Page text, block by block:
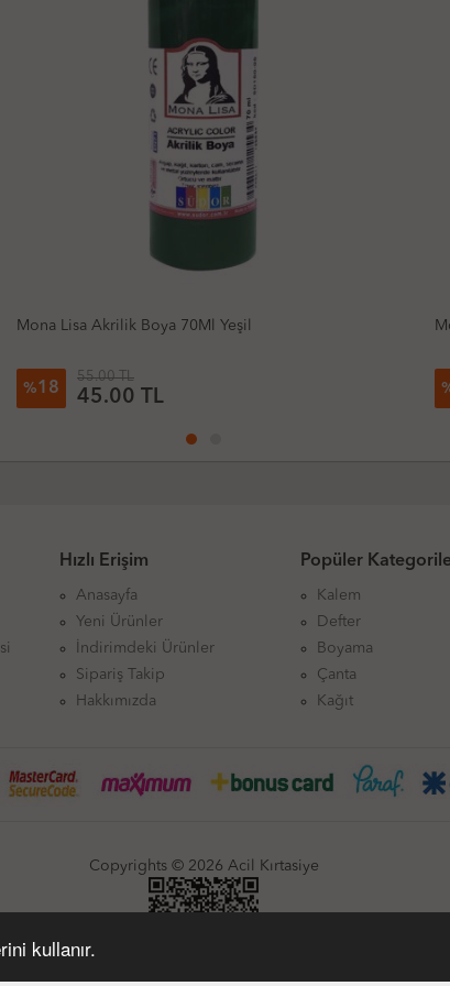
kullanır.
Mona Lisa Akrilik Boya 70Ml Yeşil
%18
55.00 TL
45.00 TL
Hızlı Erişim
Anasayfa
Yeni Ürünler
İndirimdeki Ürünler
Sipariş Takip
Hakkımızda
Popüler
Kalem
Defter
Boyama
Çanta
Kağıt
Copyrights © 2026 Acil Kırtasiye